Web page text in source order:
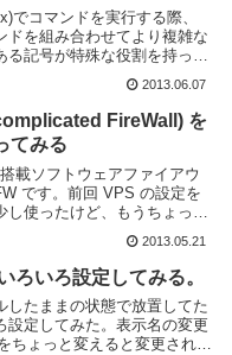
でコマンドを実行する際、
ドを組み合わせてより複雑な
る記号が特殊な役割を持って
いうより Evernote の奥底に
で引っ張りだして...
2013.06.07
FireWall) を
てみる
載ソフトウェアファイアウ
です。前回 VPS の設定を
し使ったけど、もうちょっと
の中の人が作った2013.05.21
ろいろ設定してみる。
したままの状態で放置してた
設定してみた。表示名の変更
ちょっと変えると変更される